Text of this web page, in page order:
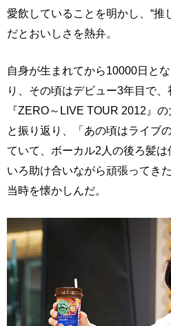
愛飲していることを明かし、“推
だとおいしさを熱弁。
自身が生まれてから10000日と
り、その頃はデビュー3年目で
『ZERO～LIVE TOUR 2012』
と振り返り、「あの頃はライブ
ていて、ボーカル2人の後ろ髪
いろ助け合いながら頑張ってき
当時を懐かしんだ。